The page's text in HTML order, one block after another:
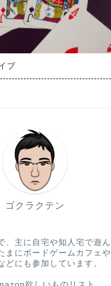
ブ
ゴクラクテン
、主に自宅や知人宅で遊ん
まにボードゲームカフェや
どにも参加しています。
欲しいものリスト